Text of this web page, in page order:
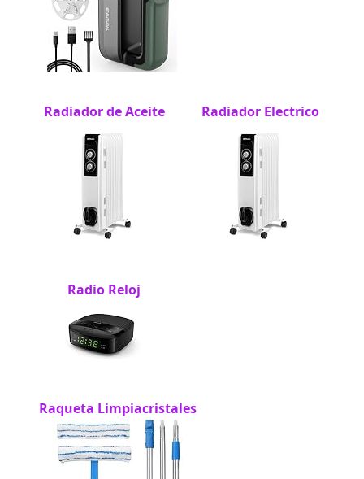
Radiador de Aceite Radiador Electrico
Radio Reloj
Raqueta Limpiacristales